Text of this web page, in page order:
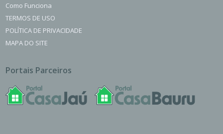
Como Funciona
TERMOS DE USO
POLÍTICA DE PRIVACIDADE
MAPA DO SITE
Portais Parceiros